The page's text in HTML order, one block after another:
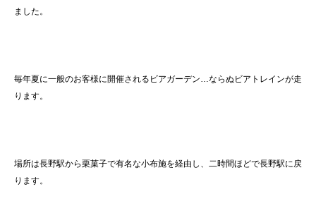
ました。
毎年夏に一般のお客様に開催されるビアガーデン…ならぬビアトレインが走
ります。
場所は長野駅から栗菓子で有名な小布施を経由し、二時間ほどで長野駅に戻
ります。